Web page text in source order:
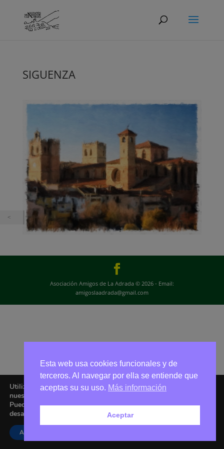
SIGUENZA
Asociación Amigos de La Adrada © 2026 - Email:
amigoslaadrada@gmail.com
Utilizamos cookies para ofrecerte la mejor experiencia en
nuestra web.
Puedes aprender más sobre qué cookies utilizamos o
desactivarlas en los
Aceptar
Esta web usa cookies funcionales y de
terceros. Al navegar por ella se entiende que
aceptas su su uso. Más información
Aceptar